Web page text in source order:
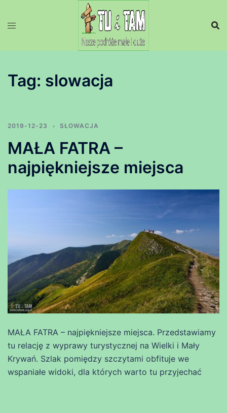
Tag: slowacja
2019-12-23 SŁOWACJA
MAŁA FATRA –
najpiękniejsze miejsca
MAŁA FATRA – najpiękniejsze miejsca. Przedstawiamy
tu relację z wyprawy turystycznej na Wielki i Mały
Krywań. Szlak pomiędzy szczytami obfituje we
wspaniałe widoki, dla których warto tu przyjechać